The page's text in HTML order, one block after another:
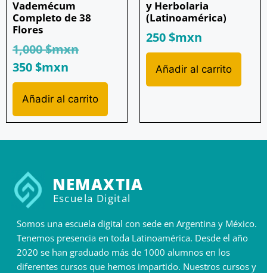
Vademécum
Completo de 38
Flores
1,000$mxn
350$mxn
Añadir al carrito
y Herbolaria
(Latinoamérica)
250$mxn
Añadir al carrito
NEMAXTIA
Escuela Digital
Somos una escuela digital con sede en Argentina y México.
Tenemos presencia en toda Latinoamérica. Desde el año
2020 se han graduado más de 1000 alumnos en los
diferentes cursos que hemos impartido. Nuestros cursos y